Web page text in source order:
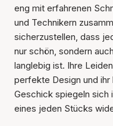
eng mit erfahrenen
und Technikern
sicherzustellen, dass
nur schön, sondern
langlebig ist. Ihre
perfekte Design und ihr
Geschick spiegeln sich
eines jeden Stücks